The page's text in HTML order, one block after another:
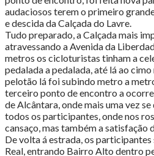
audaciosos terem o primeiro
e descida da Calçada do Lavre.
Tudo preparado, a Calçada mais
atravessando a Avenida da
metros os cicloturistas tinham a
pedalada a pedalada, até lá ao
pelotão lá foi subindo metro a
terceiro ponto de encontro a
de Alcântara, onde mais uma vez
todos os participantes, onde nos
cansaço, mas também a satisfação
De volta á estrada, os
Real, entrando Bairro Alto dentro